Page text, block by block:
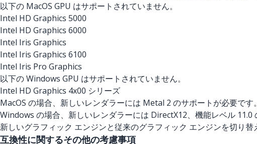
以下の MacOS GPU はサポートされていません。
Intel HD Graphics 5000
Intel HD Graphics 6000
Intel Iris Graphics
Intel Iris Graphics 6100
Intel Iris Pro Graphics
以下の Windows GPU はサポートされていません。
Intel HD Graphics 4x00 シリーズ
MacOS の場合、新しいレンダラーには Metal 2 のサポートが必要で
Windows の場合、新しいレンダラーには DirectX12、機能レベル 11.0
新しいグラフィック エンジンと従来のグラフィック エンジンを切り替
互換性に関するその他の考慮事項